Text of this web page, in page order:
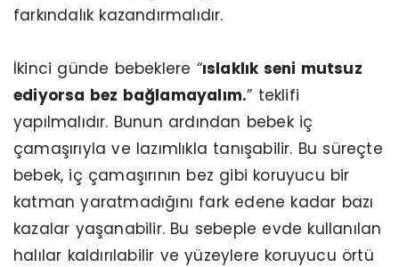
farkındalık kazandırmalıdır.
İkinci günde bebeklere “ıslaklık seni mutsuz
ediyorsa bez bağlamayalım.” teklifi
yapılmalıdır. Bunun ardından bebek iç
çamaşırıyla ve lazımlıkla tanışabilir. Bu süreçte
bebek, iç çamaşırının bez gibi koruyucu bir
katman yaratmadığını fark edene kadar bazı
kazalar yaşanabilir. Bu sebeple evde kullanılan
halılar kaldırılabilir ve yüzeylere koruyucu örtü